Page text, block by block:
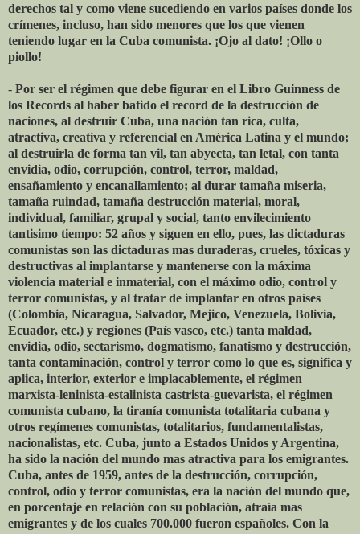
derechos tal y como viene sucediendo en varios países donde los
crímenes, incluso, han sido menores que los que vienen
teniendo lugar en la Cuba comunista. ¡Ojo al dato! ¡Ollo o
piollo!
- Por ser el régimen que debe figurar en el Libro Guinness de
los Records al haber batido el record de la destrucción de
naciones, al destruir Cuba, una nación tan rica, culta,
atractiva, creativa y referencial en América Latina y el mundo;
al destruirla de forma tan vil, tan abyecta, tan letal, con tanta
envidia, odio, corrupción, control, terror, maldad,
ensañamiento y encanallamiento; al durar tamaña miseria,
tamaña ruindad, tamaña destrucción material, moral,
individual, familiar, grupal y social, tanto envilecimiento
tantisimo tiempo: 52 años y siguen en ello, pues, las dictaduras
comunistas son las dictaduras mas duraderas, crueles, tóxicas y
destructivas al implantarse y mantenerse con la máxima
violencia material e inmaterial, con el máximo odio, control y
terror comunistas, y al tratar de implantar en otros países
(Colombia, Nicaragua, Salvador, Mejico, Venezuela, Bolivia,
Ecuador, etc.) y regiones (País vasco, etc.) tanta maldad,
envidia, odio, sectarismo, dogmatismo, fanatismo y destrucción,
tanta contaminación, control y terror como lo que es, significa y
aplica, interior, exterior e implacablemente, el régimen
marxista-leninista-estalinista castrista-guevarista, el régimen
comunista cubano, la tiranía comunista totalitaria cubana y
otros regímenes comunistas, totalitarios, fundamentalistas,
nacionalistas, etc. Cuba, junto a Estados Unidos y Argentina,
ha sido la nación del mundo mas atractiva para los emigrantes.
Cuba, antes de 1959, antes de la destrucción, corrupción,
control, odio y terror comunistas, era la nación del mundo que,
en porcentaje en relación con su población, atraía mas
emigrantes y de los cuales 700.000 fueron españoles. Con la